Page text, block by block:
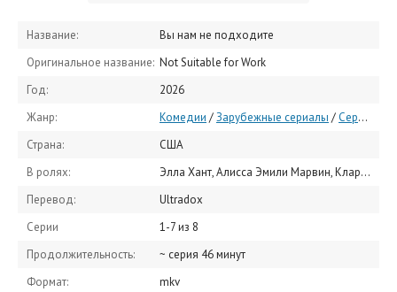
Название:
Вы нам не подходите
Оригинальное название: Not Suitable for Work
Год:
2026
Жанр:
Комедии /Зарубежные сериалы / Сериалы 2026
Страна:
США
В ролях:
Элла Хант, Алисса Эмили Марвин, Кларк Джексон, Уилл Фитц, Сидни Коул Александр, Эйприл Мэттис, Мария-Кристина Оливерас, Джен Понтон, Маршалл Джун, Эрик Мораче
Перевод:
Ultradox
Серии
1-7 из 8
Продолжительность:
~ серия 46 минут
Формат:
mkv